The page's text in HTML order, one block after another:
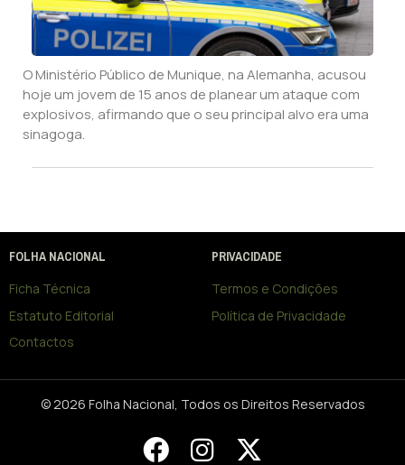
O Ministério Público de Munique, na Alemanha, acusou
hoje um jovem de 15 anos de planear um ataque com
explosivos, afirmando que o seu principal alvo era uma
sinagoga.
FOLHA NACIONAL
Ficha Técnica
Estatuto Editorial
Contactos
PRIVACIDADE
Termos e Condições
Política de Privacidade
© 2026 Folha Nacional, Todos os Direitos Reservados